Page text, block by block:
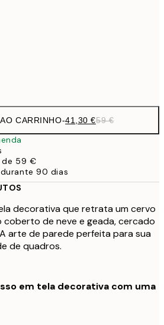
CARRINHO-41,30 €59 €
de 59 €
90 dias
decorativa que retrata um cervo
coberto de neve e geada, cercado
arte de parede perfeita para sua
de quadros.
em tela decorativa com uma